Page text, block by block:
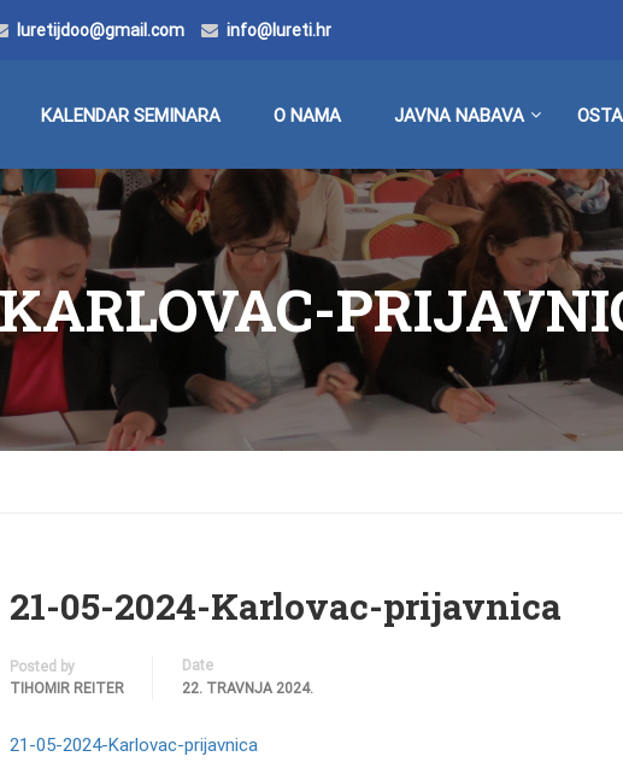
luretijdoo@gmail.com info@lureti.hr
KALENDAR SEMINARA O NAMA JAVNA NABAVA
21-05-2024-Karlovac-prijavnica
Posted by
TIHOMIR REITER
Date
22. TRAVNJA 2024.
21-05-2024-Karlovac-prijavnica